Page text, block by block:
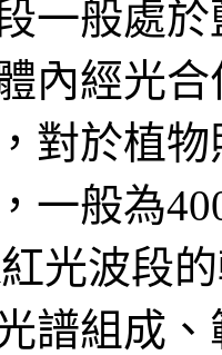
一般處
內經光
對於植
一般為
紅光波段
譜組成